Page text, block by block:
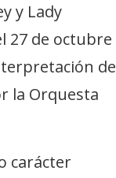
y Lady
27 de octubre
de
la Orquesta
carácter